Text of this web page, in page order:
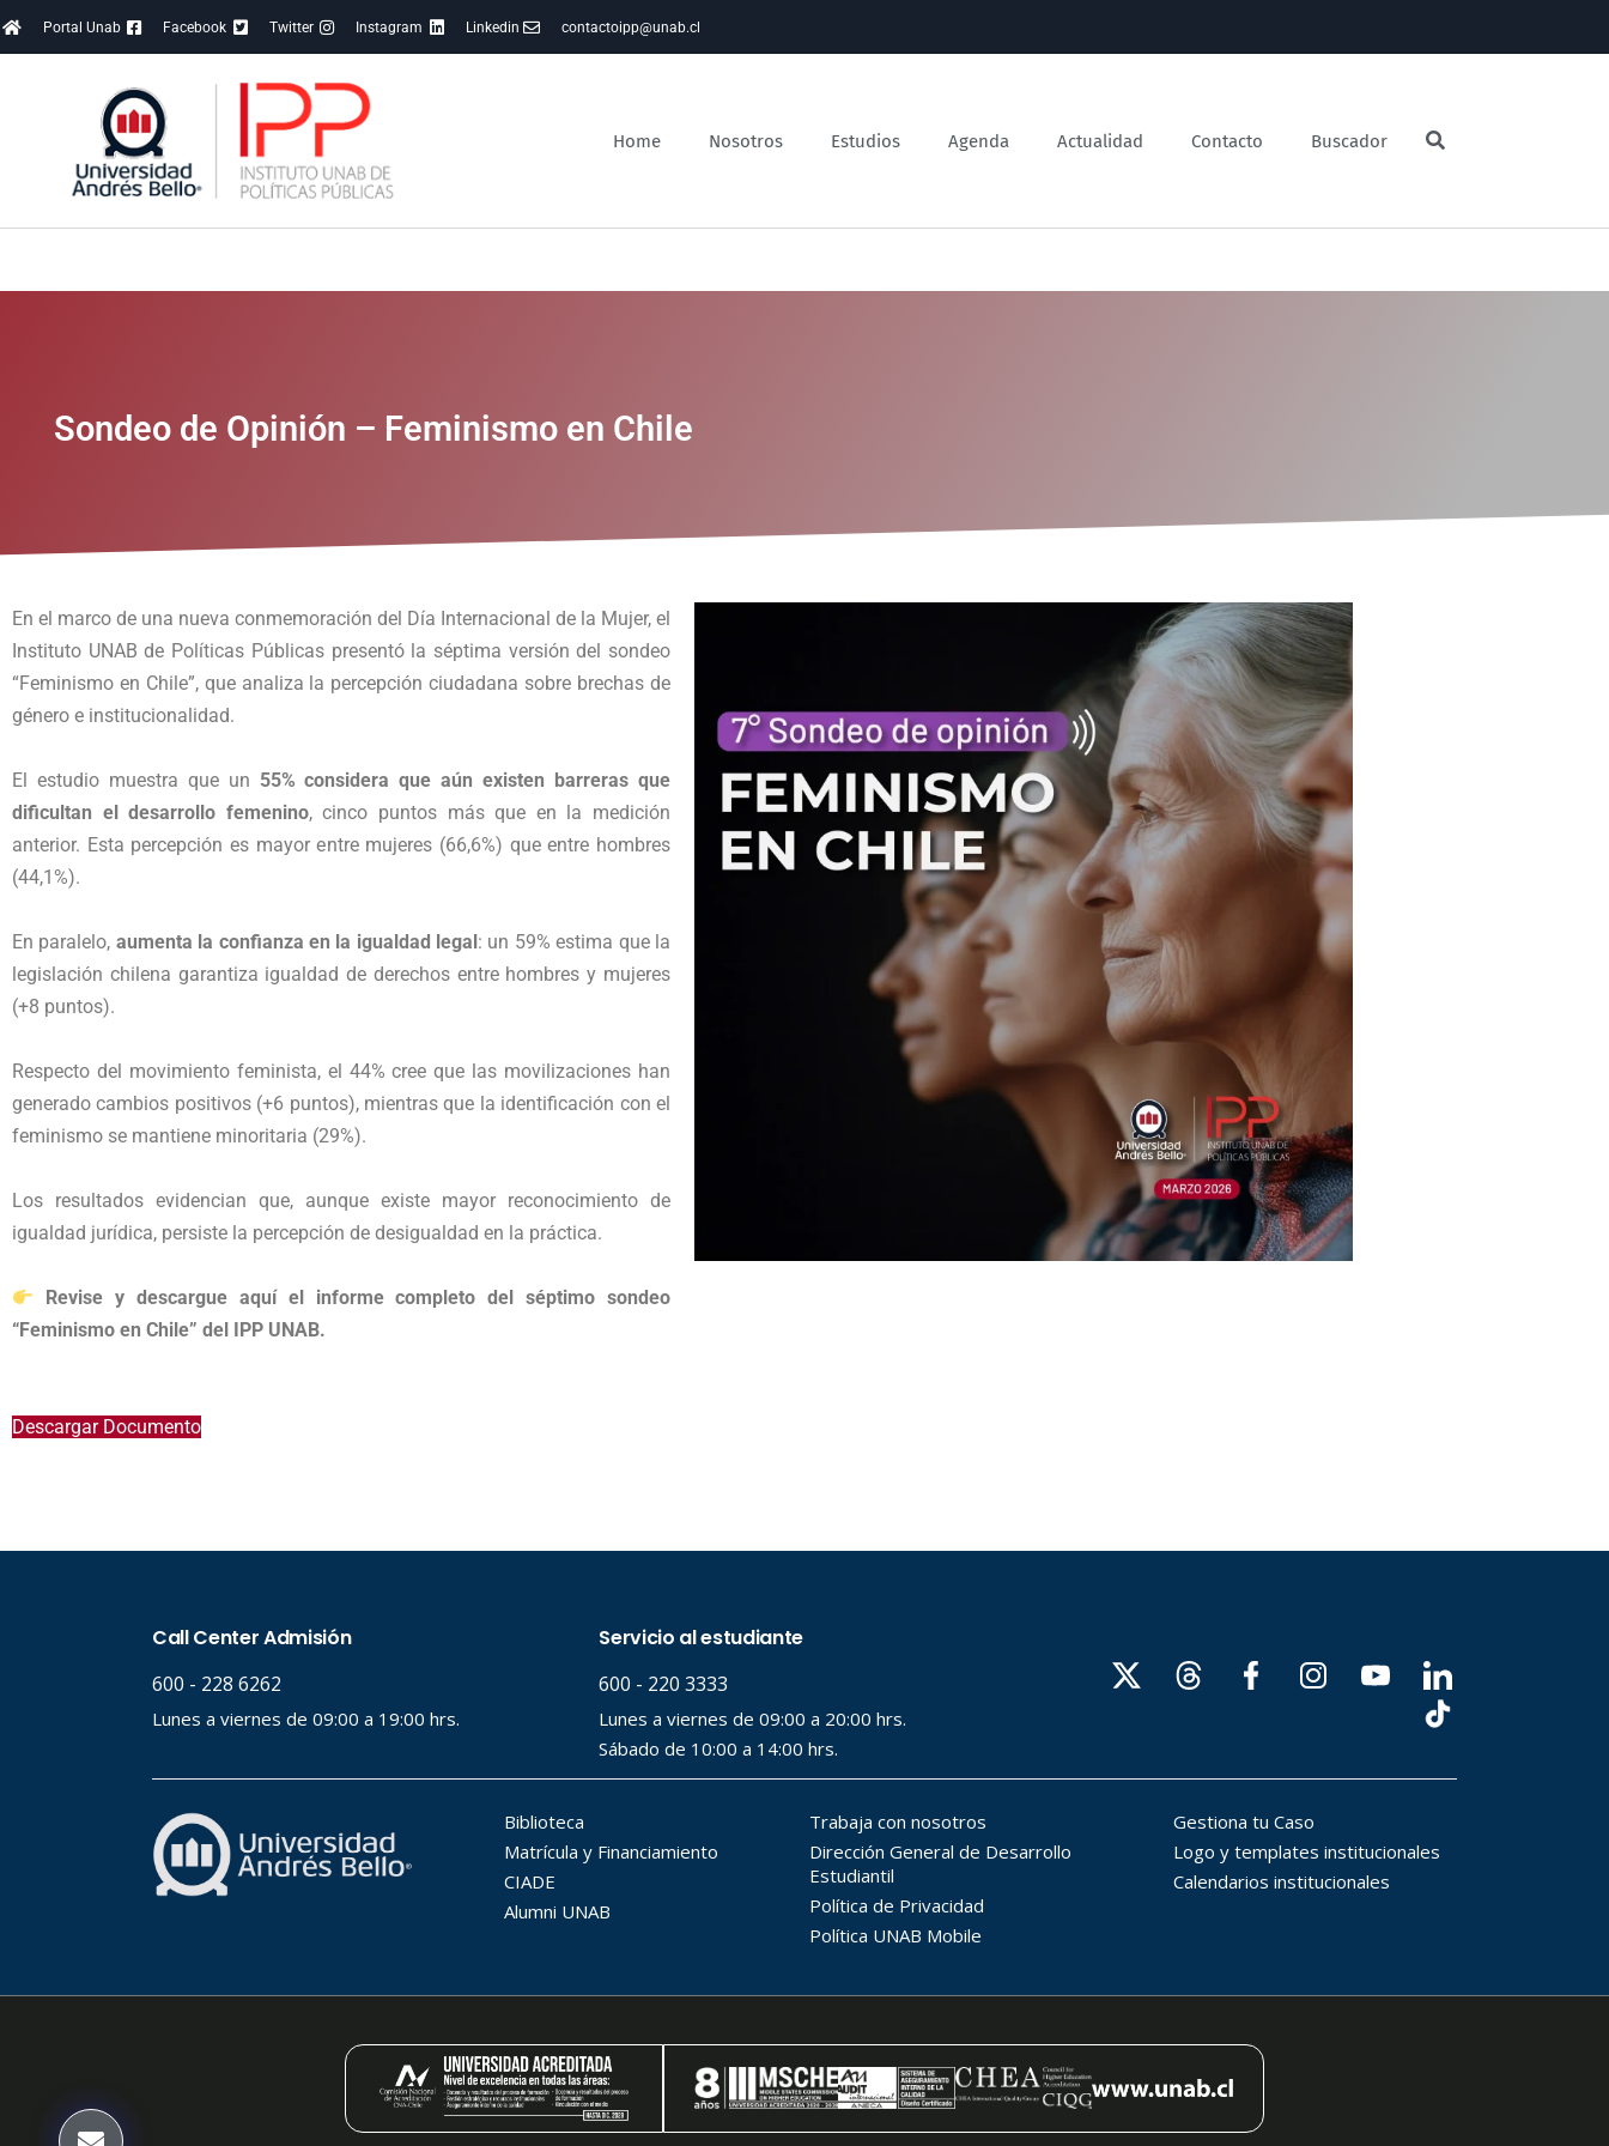
Portal Unab Facebook Twitter Instagram Linkedin contactoipp@unab.cl
Home Nosotros Estudios Agenda Actualidad Contacto Buscador
Sondeo de Opinión – Feminismo en Chile
En el marco de una nueva conmemoración del Día Internacional de la Mujer, el
Instituto UNAB de Políticas Públicas presentó la séptima versión del sondeo
“Feminismo en Chile”, que analiza la percepción ciudadana sobre brechas de
género e institucionalidad.
El estudio muestra que un 55% considera que aún existen barreras que
dificultan el desarrollo femenino, cinco puntos más que en la medición
anterior. Esta percepción es mayor entre mujeres (66,6%) que entre hombres
(44,1%).
En paralelo, aumenta la confianza en la igualdad legal: un 59% estima que la
legislación chilena garantiza igualdad de derechos entre hombres y mujeres
(+8 puntos).
Respecto del movimiento feminista, el 44% cree que las movilizaciones han
generado cambios positivos (+6 puntos), mientras que la identificación con el
feminismo se mantiene minoritaria (29%).
Los resultados evidencian que, aunque existe mayor reconocimiento de
igualdad jurídica, persiste la percepción de desigualdad en la práctica.
Revise y descargue aquí el informe completo del séptimo sondeo
“Feminismo en Chile” del IPP UNAB.
Descargar Documento